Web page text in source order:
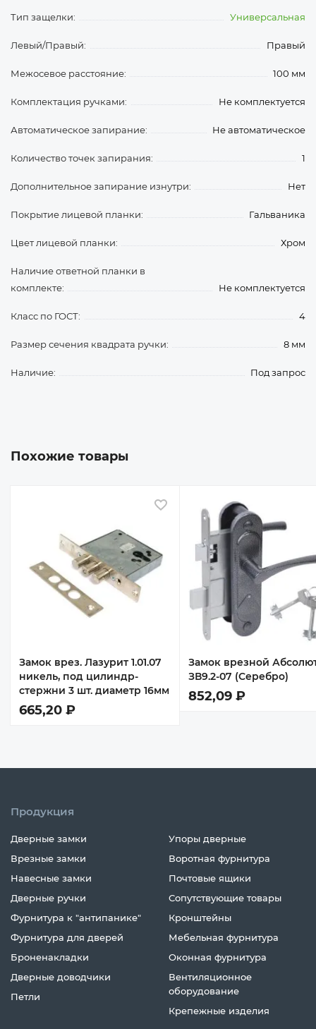
Тип защелки: Универсальная
Левый/Правый: Правый
Межосевое расстояние: 100 мм
Комплектация ручками: Не комплектуется
Автоматическое запирание: Не автоматическое
Количество точек запирания: 1
Дополнительное запирание изнутри: Нет
Покрытие лицевой планки: Гальваника
Цвет лицевой планки: Хром
Наличие ответной планки в
комплекте:
Не комплектуется
Класс по ГОСТ: 4
Размер сечения квадрата ручки: 8 мм
Наличие: Под запрос
Похожие товары
Замок врез. Лазурит 1.01.07
никель, под цилиндр-
стержни 3 шт. диаметр 16мм
665,20 ₽
В избранное
Замок врезной
ЗВ9.2-07 (Серебро)
852,09 ₽
Продукция
Дверные замки
Врезные замки
Навесные замки
Дверные ручки
Фурнитура к "антипанике"
Фурнитура для дверей
Броненакладки
Дверные доводчики
Петли
Упоры дверные
Воротная фурнитура
Почтовые ящики
Сопутствующие товары
Кронштейны
Мебельная фурнитура
Оконная фурнитура
Вентиляционное
оборудование
Крепежные изделия